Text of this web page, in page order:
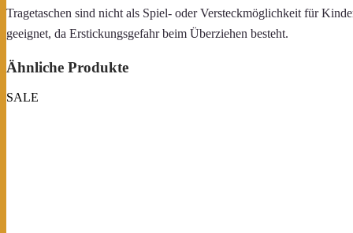
Tragetaschen sind nicht als Spiel- oder Versteckmöglichkeit für
geeignet, da Erstickungsgefahr beim Überziehen besteht.
Ähnliche Produkte
SALE